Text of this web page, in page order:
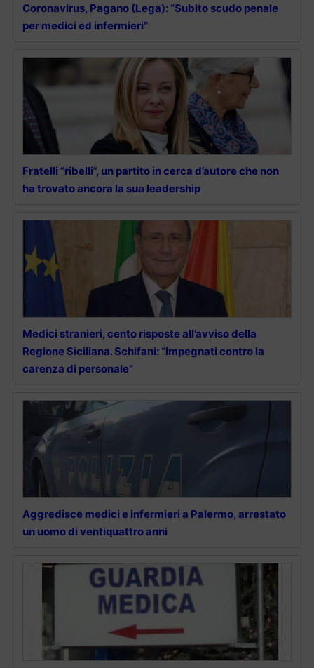
Coronavirus, Pagano (Lega): “Subito scudo penale
per medici ed infermieri”
Fratelli “ribelli”, un partito in cerca d’autore che non
ha trovato ancora la sua leadership
Medici stranieri, cento risposte all’avviso della
Regione Siciliana. Schifani: “Impegnati contro la
carenza di personale”
Aggredisce medici e infermieri a Palermo, arrestato
un uomo di ventiquattro anni